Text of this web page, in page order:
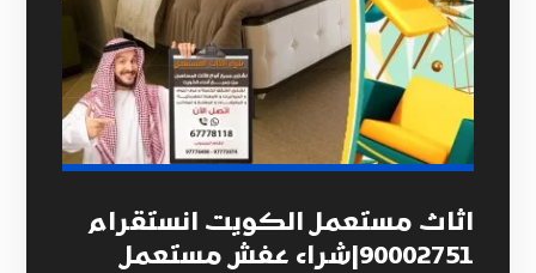
اثاث مستعمل الكويت انستقرام
90002751|شراء عفش مستعمل